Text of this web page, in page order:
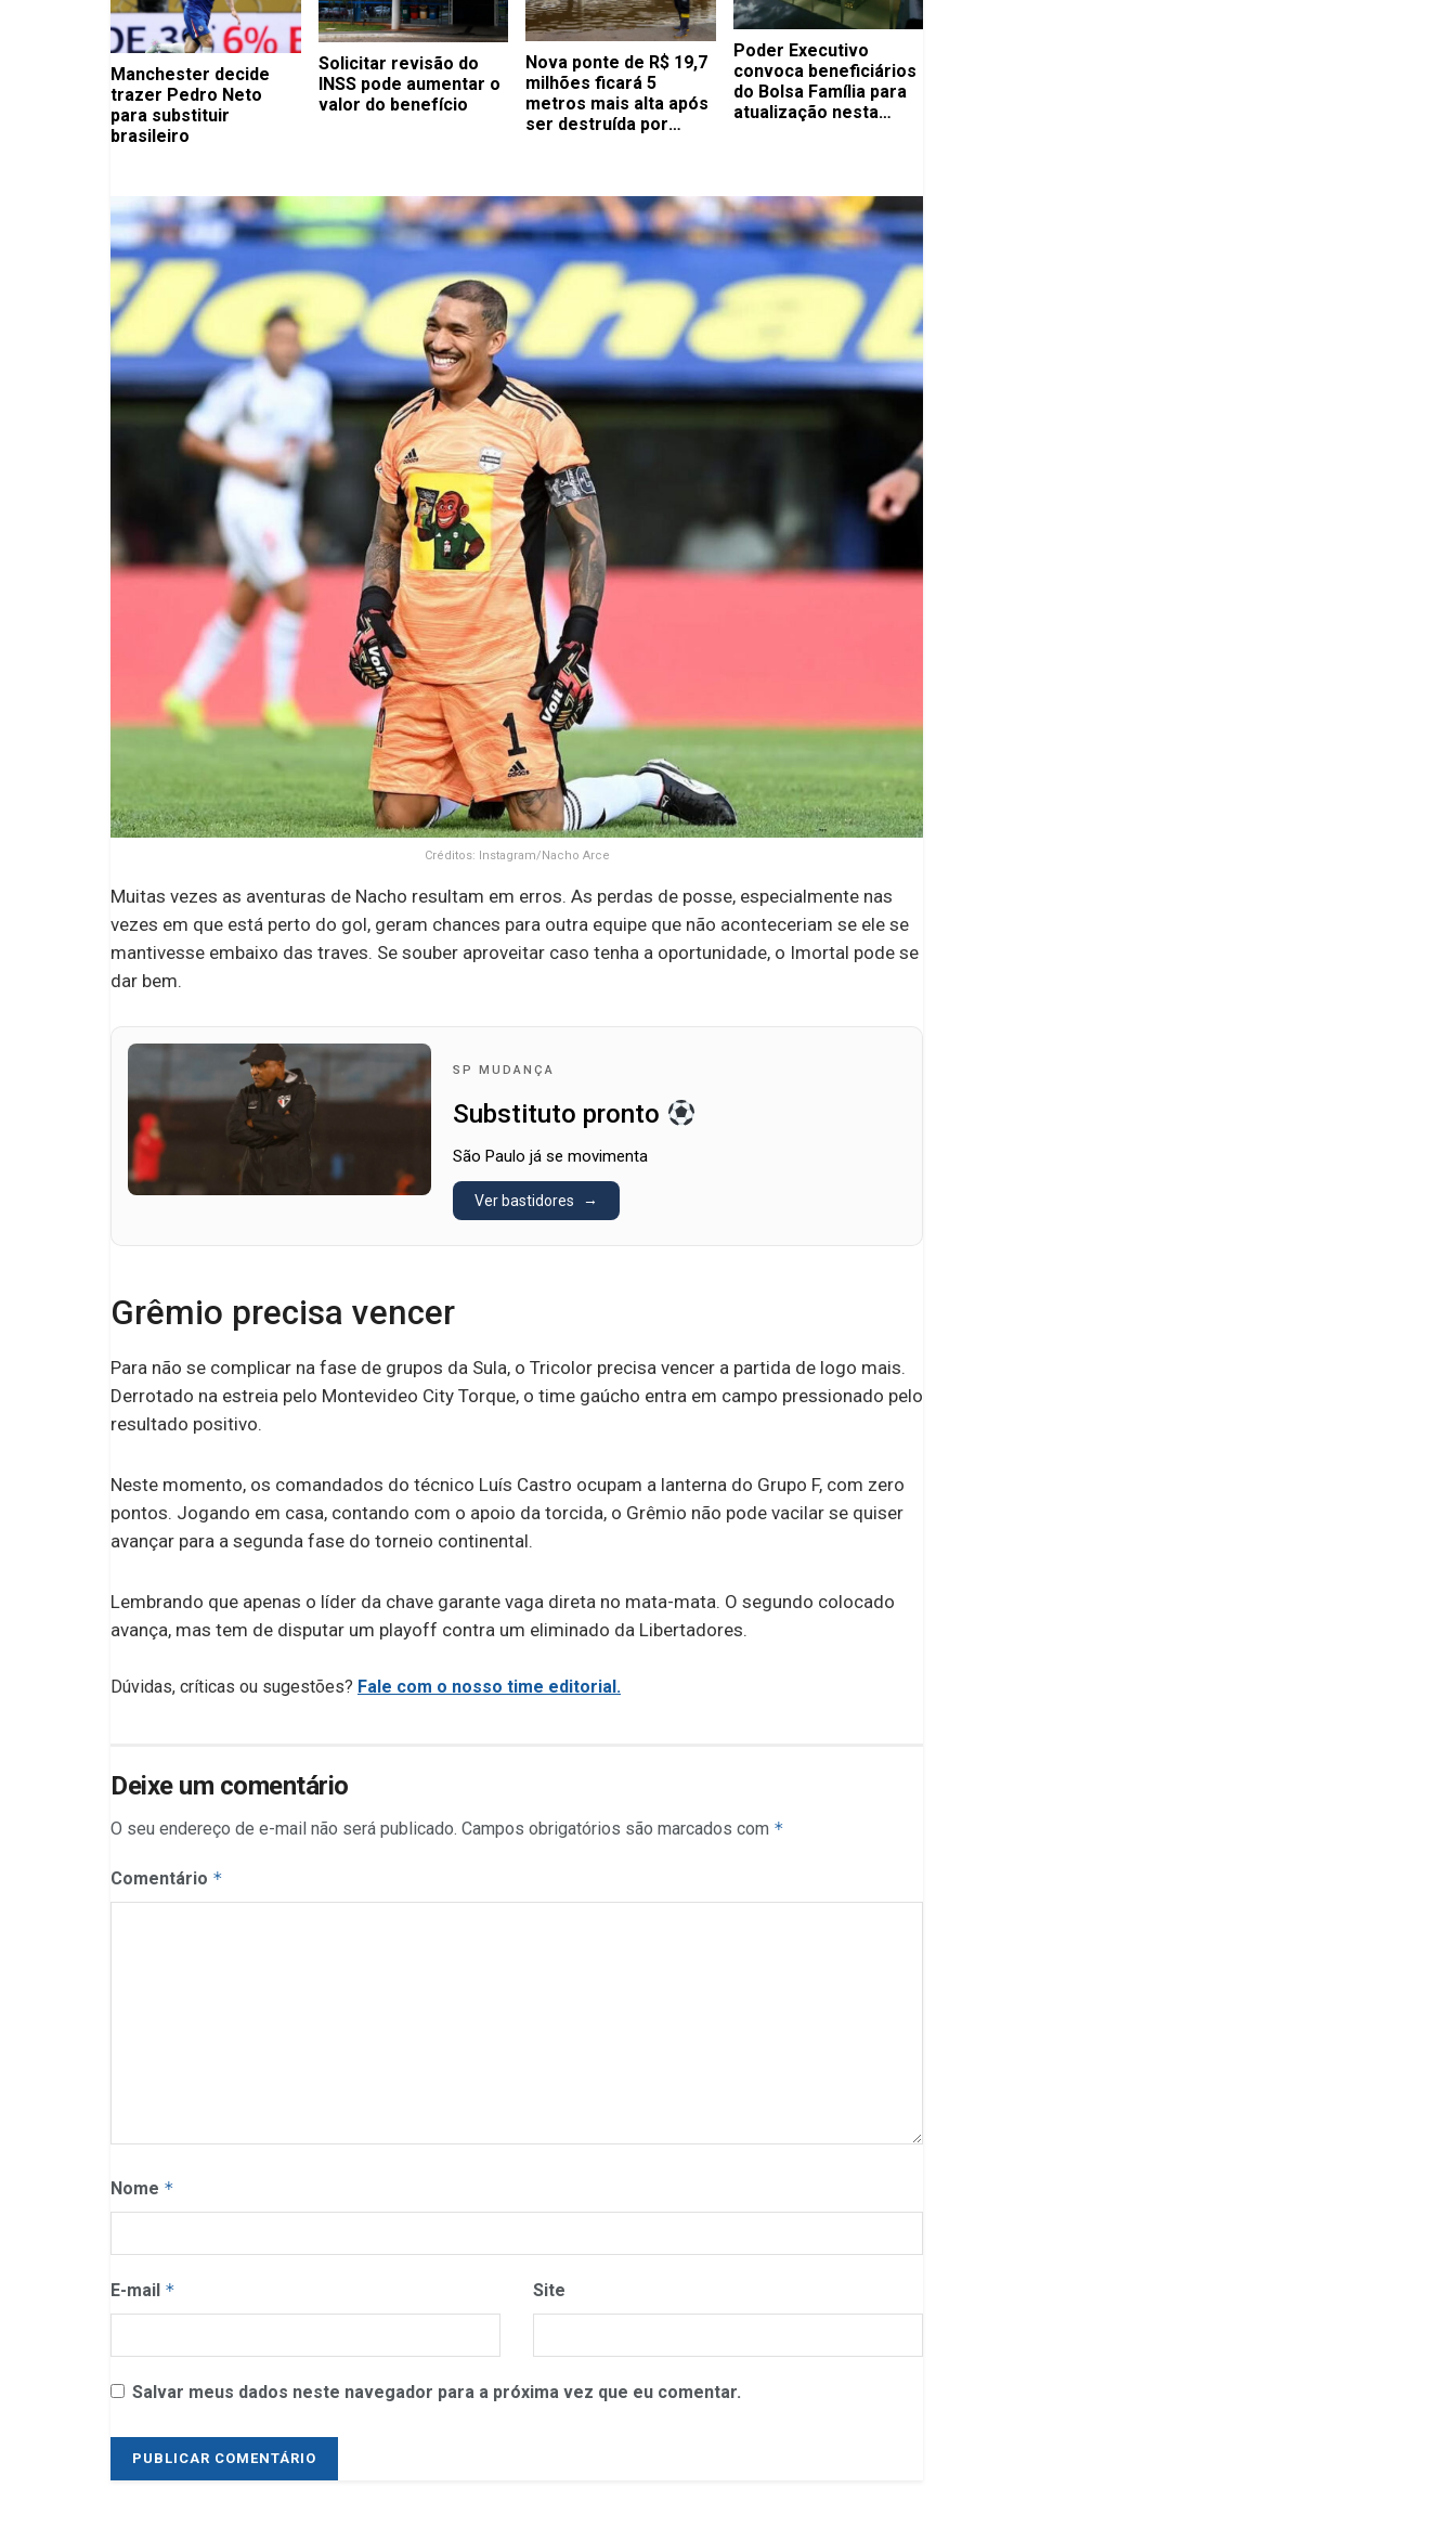
Manchester decide
trazer Pedro Neto
para substituir
brasileiro
Solicitar revisão do
INSS pode aumentar o
valor do benefício
Nova ponte de R$ 19,7
milhões ficará 5
metros mais alta após
ser destruída por
Poder Executivo
convoca beneficiários
do Bolsa Família para
atualização nesta
Créditos: Instagram/Nacho Arce
Muitas vezes as aventuras de Nacho resultam em erros. As perdas de posse, especialmente nas
vezes em que está perto do gol, geram chances para outra equipe que não aconteceriam se ele se
mantivesse embaixo das traves. Se souber aproveitar caso tenha a oportunidade, o Imortal pode se
dar bem.
SP MUDANÇA
Substituto pronto
São Paulo já se movimenta
Ver bastidores
Grêmio precisa vencer
Para não se complicar na fase de grupos da Sula, o Tricolor precisa vencer a partida de logo mais.
Derrotado na estreia pelo Montevideo City Torque, o time gaúcho entra em campo pressionado pelo
resultado positivo.
Neste momento, os comandados do técnico Luís Castro ocupam a lanterna do Grupo F, com zero
pontos. Jogando em casa, contando com o apoio da torcida, o Grêmio não pode vacilar se quiser
avançar para a segunda fase do torneio continental.
Lembrando que apenas o líder da chave garante vaga direta no mata-mata. O segundo colocado
avança, mas tem de disputar um playoff contra um eliminado da Libertadores.
Dúvidas, críticas ou sugestões? Fale com o nosso time editorial.
Deixe um comentário
O seu endereço de e-mail não será publicado. Campos obrigatórios são marcados com *
Comentário *
Nome *
E-mail * Site
Salvar meus dados neste navegador para a próxima vez que eu comentar.